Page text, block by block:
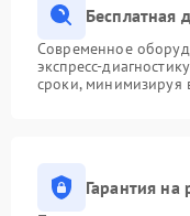
Бесплатная
Современное
экспресс-
сроки, минимизируя
Гарантия на